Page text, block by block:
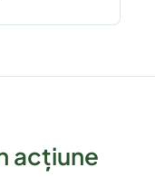
acțiune